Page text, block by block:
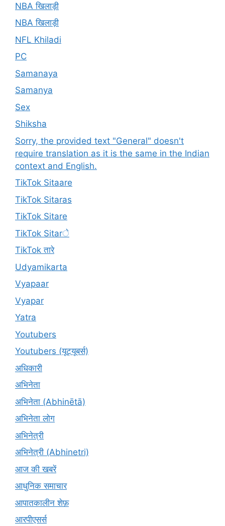
NBA खिलाड़ी
NBA खिलाड़ी
NFL Khiladi
PC
Samanaya
Samanya
Sex
Shiksha
Sorry, the provided text "General" doesn't
require translation as it is the same in the Indian
context and English.
TikTok Sitaare
TikTok Sitaras
TikTok Sitare
TikTok Sitarे
TikTok तारे
Udyamikarta
Vyapaar
Vyapar
Yatra
Youtubers
Youtubers (यूट्यूबर्स)
अधिकारी
अभिनेता
अभिनेता (Abhinētā)
अभिनेता लोग
अभिनेत्री
अभिनेत्री (Abhinetri)
आज की खबरें
आधुनिक समाचार
आपातकालीन शेफ़
आरपीएसर्स